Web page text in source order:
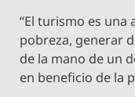
“El turismo es
pobreza, generar
de la mano de un
en beneficio de la